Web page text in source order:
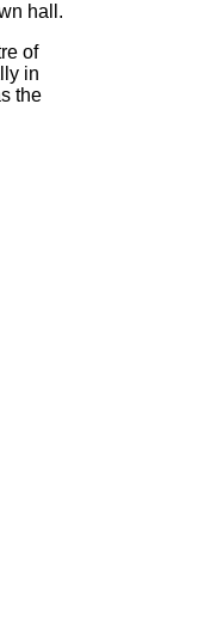
hall.
of
in
the